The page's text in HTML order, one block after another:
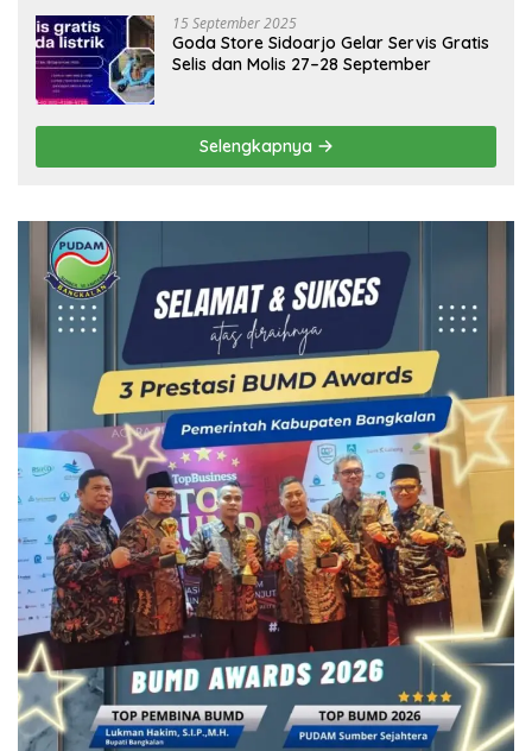
15 September 2025
Goda Store Sidoarjo Gelar Servis Gratis
Selis dan Molis 27–28 September
Selengkapnya